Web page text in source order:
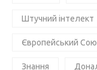
Штучний інтелект
Європейський
Знання